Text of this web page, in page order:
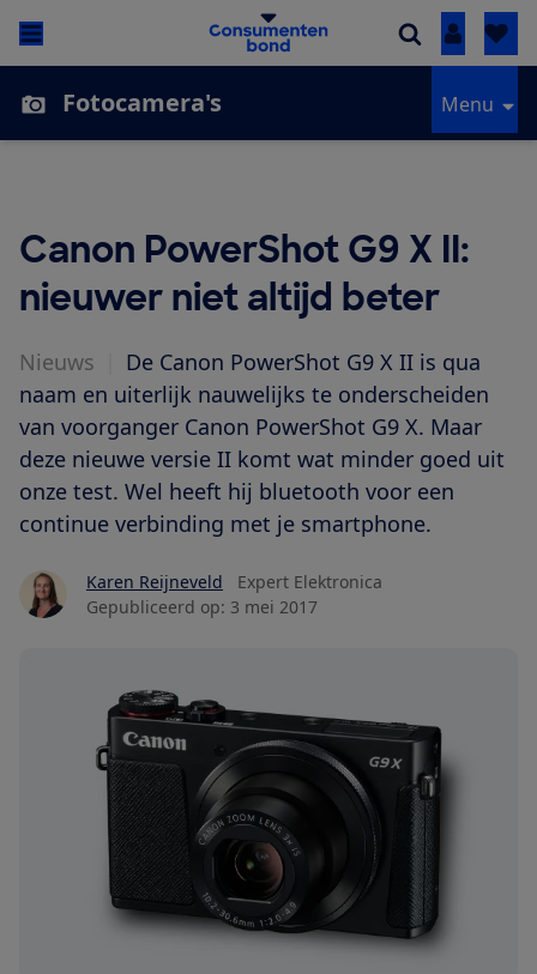
Inloggen
Fotocamera's Menu
Canon PowerShot G9 X II:
nieuwer niet altijd beter
Nieuws
De Canon PowerShot G9 X II is qua
naam en uiterlijk nauwelijks te onderscheiden
van voorganger Canon PowerShot G9 X. Maar
deze nieuwe versie II komt wat minder goed uit
onze test. Wel heeft hij bluetooth voor een
continue verbinding met je smartphone.
Karen Reijneveld
Expert Elektronica
Gepubliceerd op: 3 mei 2017